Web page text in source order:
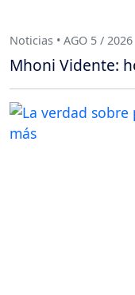
Noticias • AGO 5 / 2026
Mhoni Vidente: